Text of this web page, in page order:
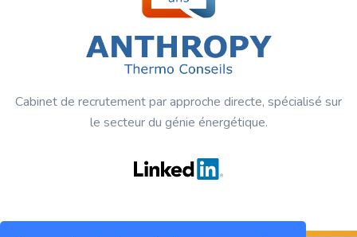
Cabinet de recrutement par approche directe, spécialisé sur
le secteur du génie énergétique.